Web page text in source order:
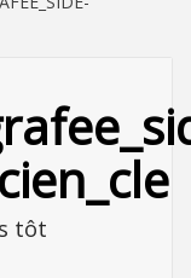
tôt